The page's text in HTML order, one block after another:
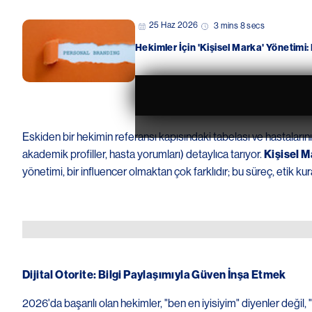
25 Haz 2026 3 mins 8 secs
Hekimler İçin 'Kişisel Marka'
Eskiden bir hekimin referansı kapısındaki tabelası ve
akademik profiller, hasta yorumları) detaylıca tarıyor. Kişisel
yönetimi, bir influencer olmaktan çok farklıdır; bu süreç, etik
Dijital Otorite: Bilgi Paylaşımıyla Güven İnşa Etmek
2026'da başarılı olan hekimler, "ben en iyisiyim" diyenler